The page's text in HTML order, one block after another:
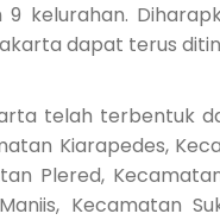
kelurahan.
dapat terus
telah terbentuk
Kiarapedes,
Plered,
Kecamatan